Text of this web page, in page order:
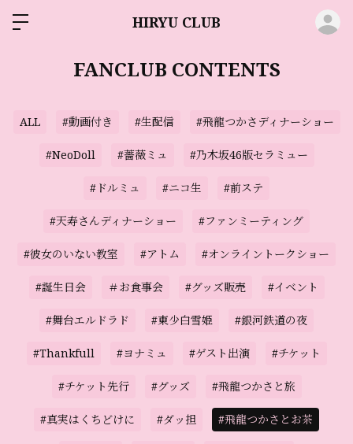
HIRYU CLUB
FANCLUB CONTENTS
ALL #動画付き #生配信 #飛龍つかさディナーショー
#NeoDoll #薔薇ミュ #乃木坂46版セラミュー
#ドルミュ #ニコ生 #前ステ
#天寿さんディナーショー #ファンミーティング
#彼女のいない教室 #アトム #オンライントークショー
#誕生日会 ＃お食事会 #グッズ販売 #イベント
#舞台エルドラド #東少白雪姫 #銀河鉄道の夜
#Thankfull #ヨナミュ #ゲスト出演 #チケット
#チケット先行 #グッズ #飛龍つかさと旅
#真実はくちどけに #ダッ担 #飛龍つかさとお茶